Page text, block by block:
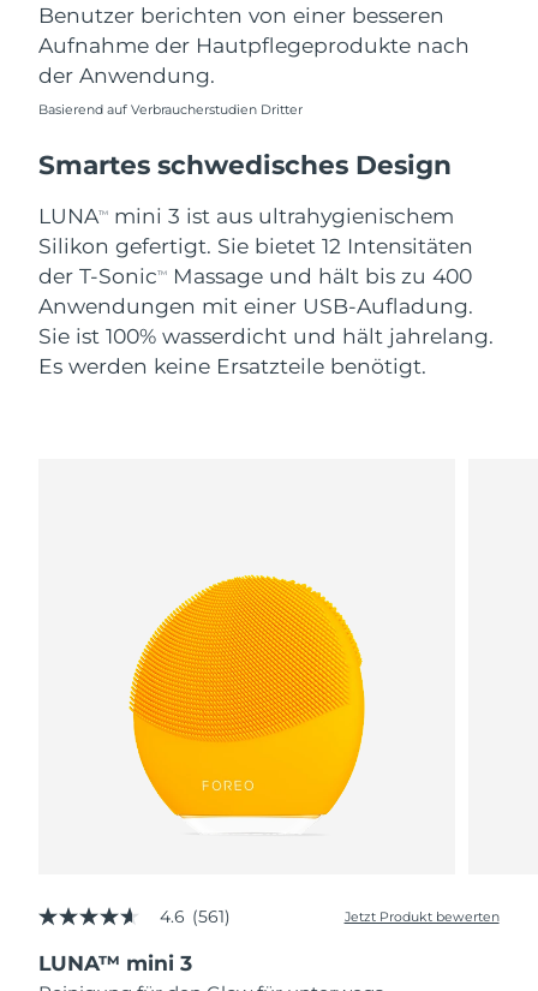
Benutzer berichten von einer besseren
Aufnahme der Hautpflegeprodukte nach
der Anwendung.
Basierend auf Verbraucherstudien Dritter
Smartes schwedisches Design
LUNATM
mini 3 ist aus ultrahygienischem
Silikon gefertigt. Sie bietet 12 Intensitäten
der T-SonicTM
Massage und hält bis zu 400
Anwendungen mit einer USB-Aufladung.
Sie ist 100% wasserdicht und hält jahrelang.
Es werden keine Ersatzteile benötigt.
4.6
5
Sternen,
4.6 (561) Jetzt Produkt bewerten
LUNA™ mini 3